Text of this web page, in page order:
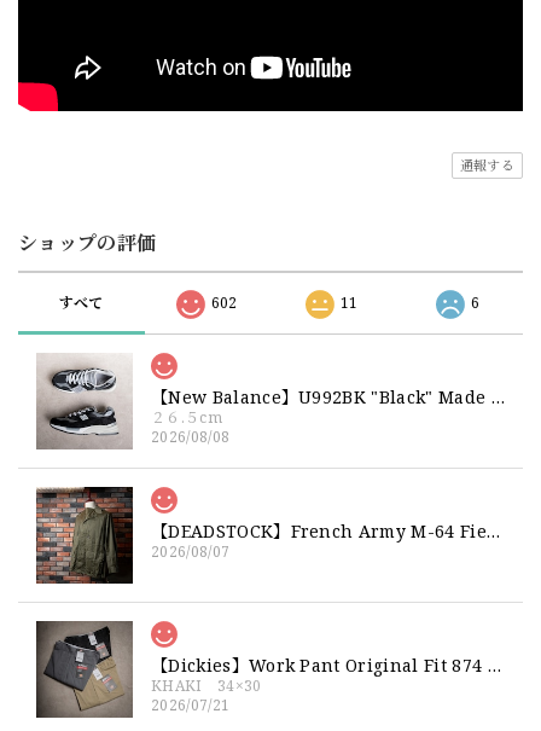
通報する
ショップの評価
すべて 602 11 6
【New Balance】U992BK "Black" Made in USA 新品 ニューバランス ブラック 黒 箱付き 26 26.5 27
２６.５cm
2026/08/08
【DEADSTOCK】French Army M-64 Field Jacket "92C" 実物 フランス軍 フィールドジャケット コットンサテン300 デッドストック
2026/08/07
【Dickies】Work Pant Original Fit 874 新品 ディッキーズ オリジナルフィット ワークパンツ
KHAKI 34×30
2026/07/21